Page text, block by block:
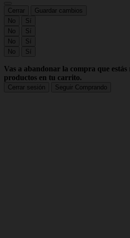
Cerrar
Guardar cambios
No
Sí
No
Sí
No
Sí
No
Sí
Vas a abandonar la compra que estás
productos en tu carrito.
Cerrar sesión Seguir Comprando